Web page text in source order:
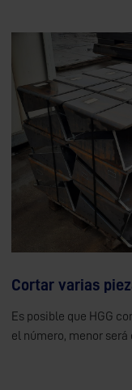
Cortar varias
Es posible que HGG
el número, menor